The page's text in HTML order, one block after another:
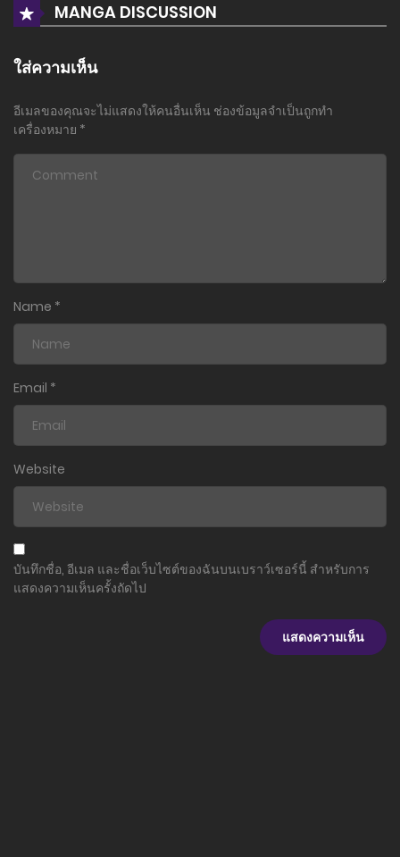
ตอนที่ 9
17 กุมภาพันธ์ 2024
25 มกราคม 2024
ตอนที่ 5
ตอนที่ 4
1 มกราคม 2024
ตอนที่ 3
27 ธันวาคม 2023
ตอนที่ 2
26 ธันวาคม 2023
ตอนที่ 1
10 ธันวาคม 2023
MANGA DISCUSSION
ใส่ความเห็น
อีเมลของคุณจะไม่แสดงให้คนอื่นเห็น ช่องข้อมูลจำเป็นถูกทำ
เครื่องหมาย *
Name *
Email *
Website
บันทึกชื่อ, อีเมล และชื่อเว็บไซต์ของฉันบนเบราว์เซอร์นี้ สำหรับการ
แสดงความเห็นครั้งถัดไป